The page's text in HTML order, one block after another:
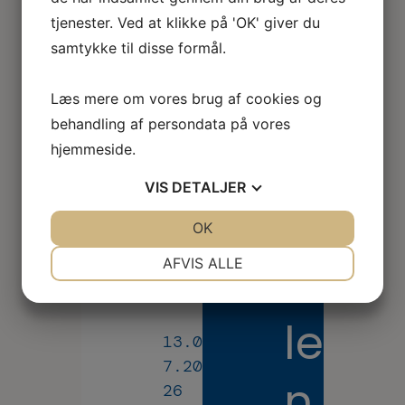
8.20
26
A
mø
for
opl
æri
ng
sa
ERFA
2026
13.0
7.20
26
s
e
k
a
le
tjenester. Ved at klikke på 'OK' giver du
samtykke til disse formål.
Læs mere om vores brug af cookies og
behandling af persondata på vores
hjemmeside.
VIS DETALJER
AFVIS ALLE
OK